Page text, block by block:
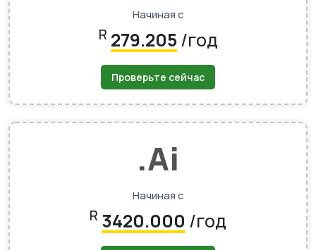
Начиная с
R 279.205/год
Проверьте сейчас
.ai
Начиная с
R 3420.000 /год